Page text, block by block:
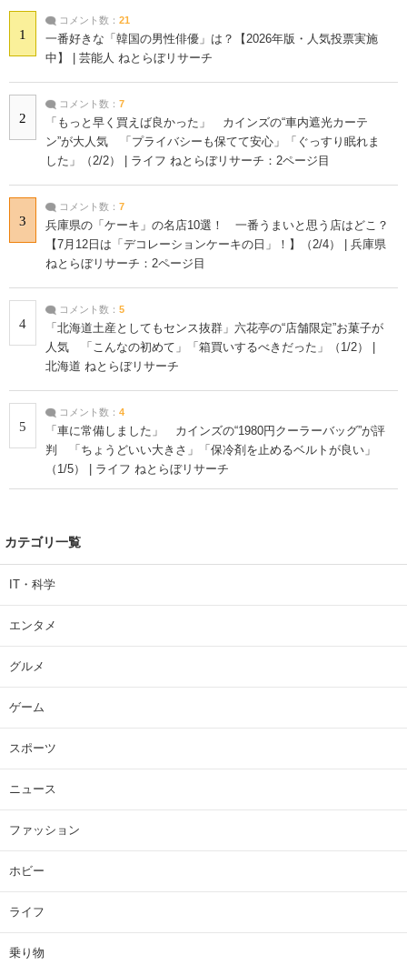
1
コメント数： 21
一番好きな「韓国の男性俳優」は？【2026年版・人気投票実施
中】 | 芸能人 ねとらぼリサーチ
2
コメント数： 7
「もっと早く買えば良かった」 カインズの“車内遮光カーテ
ン”が大人気 「プライバシーも保てて安心」「ぐっすり眠れま
した」（2/2） | ライフ ねとらぼリサーチ：2ページ目
3
コメント数： 7
兵庫県の「ケーキ」の名店10選！ 一番うまいと思う店はどこ？
【7月12日は「デコレーションケーキの日」！】（2/4） | 兵庫県
ねとらぼリサーチ：2ページ目
4
コメント数： 5
「北海道土産としてもセンス抜群」六花亭の“店舗限定”お菓子が
人気 「こんなの初めて」「箱買いするべきだった」（1/2） |
北海道 ねとらぼリサーチ
5
コメント数： 4
「車に常備しました」 カインズの“1980円クーラーバッグ”が評
判 「ちょうどいい大きさ」「保冷剤を止めるベルトが良い」
（1/5） | ライフ ねとらぼリサーチ
カテゴリ一覧
IT・科学
エンタメ
グルメ
ゲーム
スポーツ
ニュース
ファッション
ホビー
ライフ
乗り物